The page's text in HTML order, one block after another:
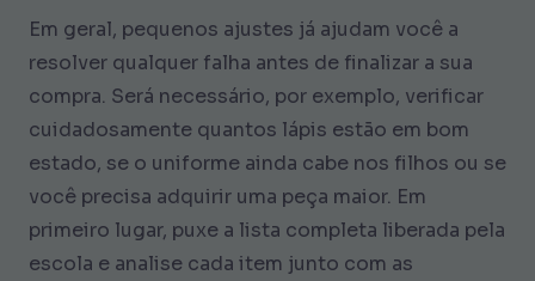
Em geral, pequenos ajustes já ajudam você a
resolver qualquer falha antes de finalizar a sua
compra. Será necessário, por exemplo, verificar
cuidadosamente quantos lápis estão em bom
estado, se o uniforme ainda cabe nos filhos ou se
você precisa adquirir uma peça maior. Em
primeiro lugar, puxe a lista completa liberada pela
escola e analise cada item junto com as